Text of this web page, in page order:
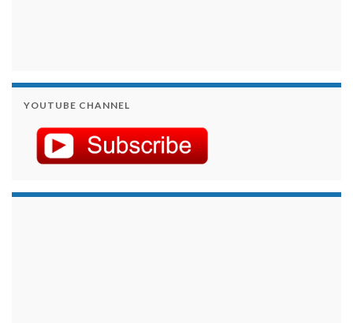
YOUTUBE CHANNEL